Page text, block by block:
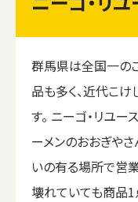
群馬県は全国一の
品も多く、近代こ
す。 ニーゴ・リユ
ーメンのおおぎや
いの有る場所で営業
壊れていても商品1